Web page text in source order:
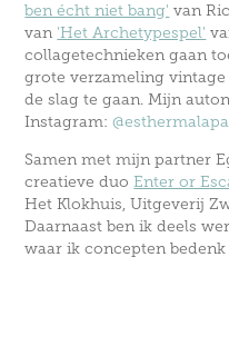
ben écht niet bang' van
van 'Het Archetypespel'
collagetechnieken gaan
grote verzameling
de slag te gaan. Mijn
Instagram:
Samen met mijn partner
creatieve duoEnter or
Het Klokhuis, Uitgeverij
Daarnaast ben ik deels
waar ik concepten